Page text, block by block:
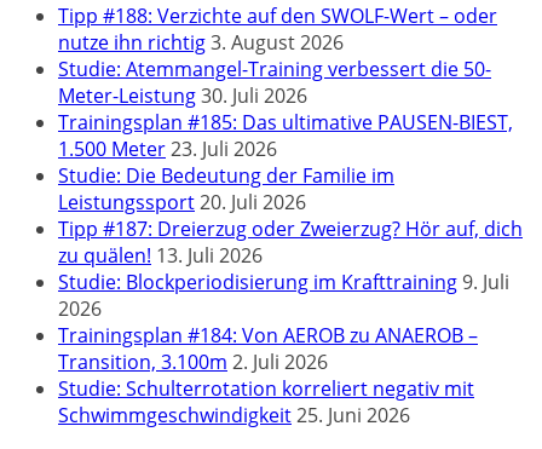
Tipp #188: Verzichte auf den SWOLF-Wert – oder
nutze ihn richtig3. August 2026
Studie: Atemmangel-Training verbessert die 50-
Meter-Leistung30. Juli 2026
Trainingsplan #185: Das ultimative PAUSEN-BIEST,
1.500 Meter23. Juli 2026
Studie: Die Bedeutung der Familie im
Leistungssport20. Juli 2026
Tipp #187: Dreierzug oder Zweierzug? Hör auf, dich
zu quälen! 13. Juli 2026
Studie: Blockperiodisierung im Krafttraining9. Juli
2026
Trainingsplan #184: Von AEROB zu ANAEROB –
Transition, 3.100m 2. Juli 2026
Studie: Schulterrotation korreliert negativ mit
Schwimmgeschwindigkeit25. Juni 2026